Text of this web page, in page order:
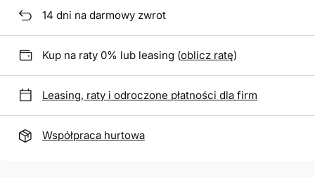
14 dni na darmowy zwrot
Kup na raty 0% lub leasing (oblicz ratę)
Leasing, raty i odroczone płatności dla firm
Współpraca hurtowa